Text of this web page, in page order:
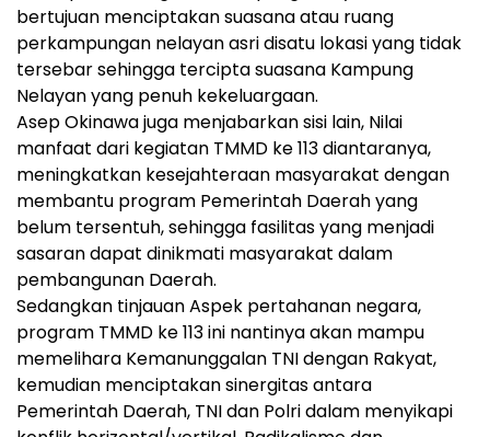
bertujuan menciptakan suasana atau ruang
perkampungan nelayan asri disatu lokasi yang tidak
tersebar sehingga tercipta suasana Kampung
Nelayan yang penuh kekeluargaan.
Asep Okinawa juga menjabarkan sisi lain, Nilai
manfaat dari kegiatan TMMD ke 113 diantaranya,
meningkatkan kesejahteraan masyarakat dengan
membantu program Pemerintah Daerah yang
belum tersentuh, sehingga fasilitas yang menjadi
sasaran dapat dinikmati masyarakat dalam
pembangunan Daerah.
Sedangkan tinjauan Aspek pertahanan negara,
program TMMD ke 113 ini nantinya akan mampu
memelihara Kemanunggalan TNI dengan Rakyat,
kemudian menciptakan sinergitas antara
Pemerintah Daerah, TNI dan Polri dalam menyikapi